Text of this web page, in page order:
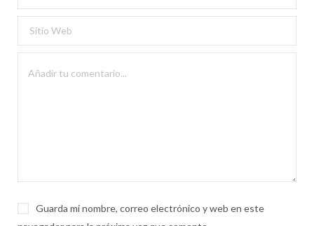
Guarda mi nombre, correo electrónico y web en este